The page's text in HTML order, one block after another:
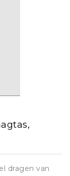
dragen van